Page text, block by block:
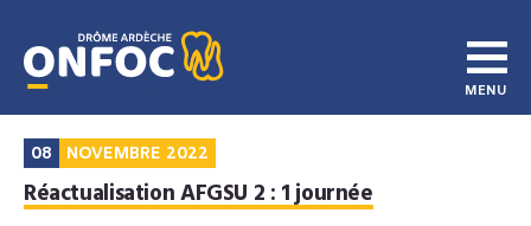
08 NOVEMBRE 2022
Réactualisation AFGSU 2 : 1 journée